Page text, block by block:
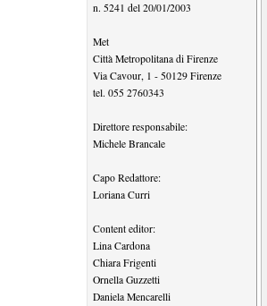
n. 5241 del 20/01/2003
Met
Città Metropolitana di Firenze
Via Cavour, 1 - 50129 Firenze
tel. 055 2760343
Direttore responsabile:
Michele Brancale
Capo Redattore:
Loriana Curri
Content editor:
Lina Cardona
Chiara Frigenti
Ornella Guzzetti
Daniela Mencarelli